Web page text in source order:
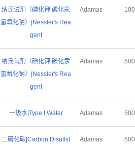
纳氏试剂（碘化钾 碘化汞
氢氧化钠）|Nessler's Rea
gent
Adamas
纳氏试剂（碘化钾 碘化汞
氢氧化钠）|Nessler's Rea
gent
Adamas
一级水|Type I Water Adamas
二硫化碳|Carbon Disulfid
Adamas